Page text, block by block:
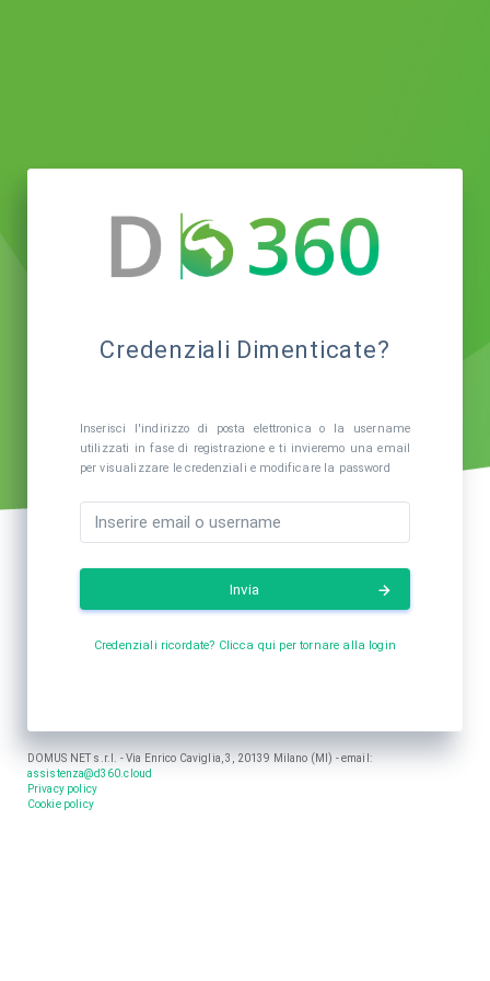
Credenziali Dimenticate?
Inserisci l'indirizzo di posta elettronica o la username
utilizzati in fase di registrazione e ti invieremo una email
per visualizzare le credenziali e modificare la password
Invia
Credenziali ricordate? Clicca qui per tornare alla login
DOMUS NET s.r.l. - Via Enrico Caviglia, 3, 20139 Milano (MI) - email:
assistenza@d360.cloud
Privacy policy
Cookie policy